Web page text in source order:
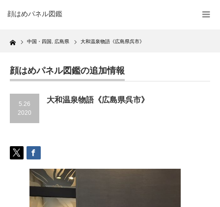
顔はめパネル図鑑
Home 中国・四国 広島県 大和温泉物語《広島県呉市》
顔はめパネル図鑑の追加情報
5.26
2020
大和温泉物語《広島県呉市》